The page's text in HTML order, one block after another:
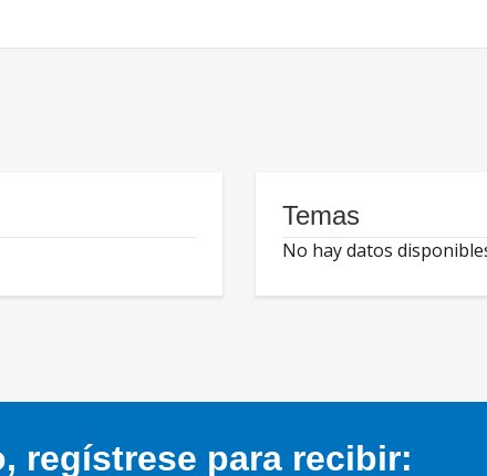
Temas
No hay datos
regístrese para recibir: